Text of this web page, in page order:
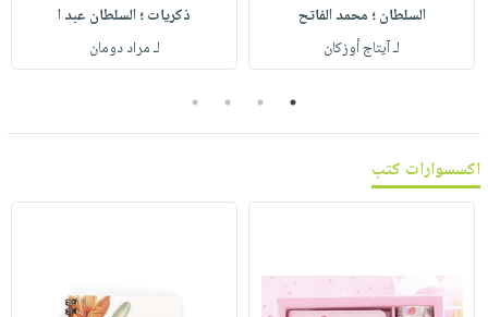
صابون
أطفال
مناسبات
فيديوهات
نيل
وفرات
تواصل
التسوق
الإصدارات
السلطان ؛ محمد الفاتح
لـ آيتاج أوزكان
ذكريات ؛ السلطان عبد ا
لـ مراد دومان
1
2
3
4
اكسسوارات كتب